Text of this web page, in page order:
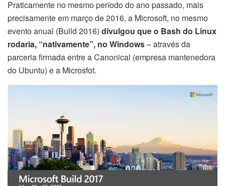
Praticamente no mesmo período do ano passado, mais
precisamente em março de 2016, a Microsoft, no mesmo
evento anual (Build 2016) divulgou que o Bash do Linux
rodaria, “nativamente”, no Windows– através da
parceria firmada entre a Canonical (empresa mantenedora
do Ubuntu) e a Microsfot.